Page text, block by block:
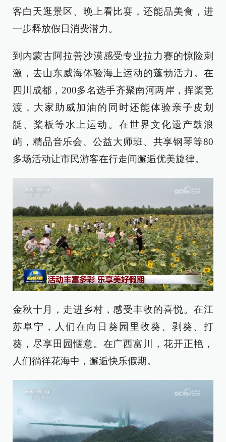
客白天逛景区、晚上看比赛，还能品美食，进
一步释放假日消费潜力。
到内蒙古阿拉善沙漠感受专业拉力赛的惊险刺
激，去山东威海体验海上运动的蓬勃活力。在
四川成都，200多名选手齐聚南河两岸，挥桨竞
渡，大家助威加油的同时还能体验亲子皮划
艇、桨板等水上运动。在世界文化遗产鼓浪
屿，精品音乐会、公益大师班、共享钢琴等80
多场活动让市民游客在行走间邂逅优美旋律。
金秋十月，走进乡村，感受丰收的喜悦。在江
苏阜宁，人们在向日葵园里收葵、剥葵、打
葵，尽享田园惬意。在广西富川，花开正艳，
人们徜徉花海中，邂逅快乐假期。